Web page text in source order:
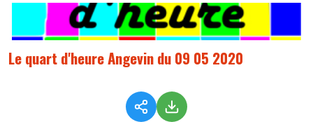
Le quart d'heure Angevin du 09 05 2020